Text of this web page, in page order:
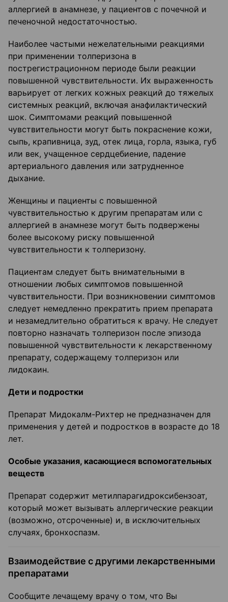
аллергией в анамнезе, у пациентов с почечной и
печеночной недостаточностью.
Наиболее частыми нежелательными реакциями
при применении толперизона в
пострегистрационном периоде были реакции
повышенной чувствительности. Их выраженность
варьирует от легких кожных реакций до тяжелых
системных реакций, включая анафилактический
шок. Симптомами реакций повышенной
чувствительности могут быть покраснение кожи,
сыпь, крапивница, зуд, отек лица, горла, языка, губ
или век, учащенное сердцебиение, падение
артериального давления или затрудненное
дыхание.
Женщины и пациенты с повышенной
чувствительностью к другим препаратам или с
аллергией в анамнезе могут быть подвержены
более высокому риску повышенной
чувствительности к толперизону.
Пациентам следует быть внимательными в
отношении любых симптомов повышенной
чувствительности. При возникновении симптомов
следует немедленно прекратить прием препарата
и незамедлительно обратиться к врачу. Не следует
повторно назначать толперизон после эпизода
повышенной чувствительности к лекарственному
препарату, содержащему толперизон или
лидокаин.
Дети и подростки
Препарат Мидокалм-Рихтер не предназначен для
применения у детей и подростков в возрасте до 18
лет.
Особые указания, касающиеся вспомогательных
веществ
Препарат содержит метилпарагидроксибензоат,
который может вызывать аллергические реакции
(возможно, отсроченные) и, в исключительных
случаях, бронхоспазм.
Взаимодействие с другими лекарственными
препаратами
Сообщите лечащему врачу о том, что Вы